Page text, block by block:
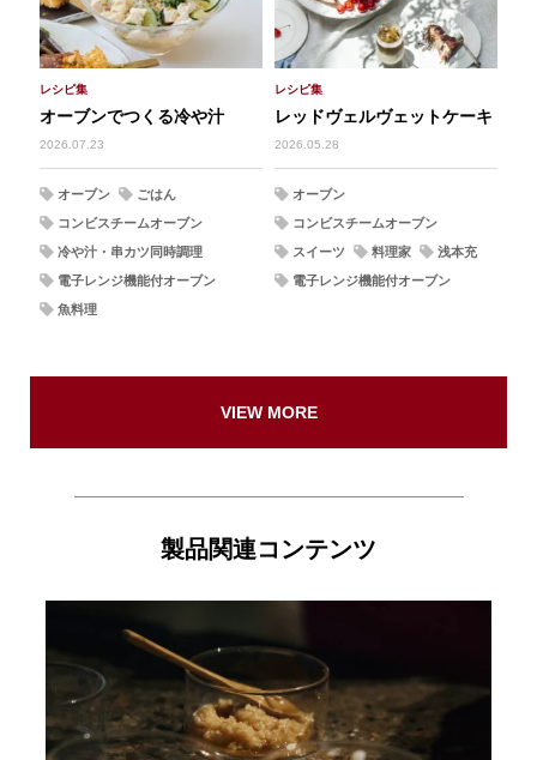
レシピ集
オーブンでつくる冷や汁
2026.07.23
オーブン
ごはん
コンビスチームオーブン
冷や汁・串カツ同時調理
電子レンジ機能付オーブン
魚料理
レシピ集
レッドヴェルヴェットケーキ
2026.05.28
オーブン
コンビスチームオーブン
スイーツ
料理家
浅本充
電子レンジ機能付オーブン
VIEW MORE
製品関連コンテンツ